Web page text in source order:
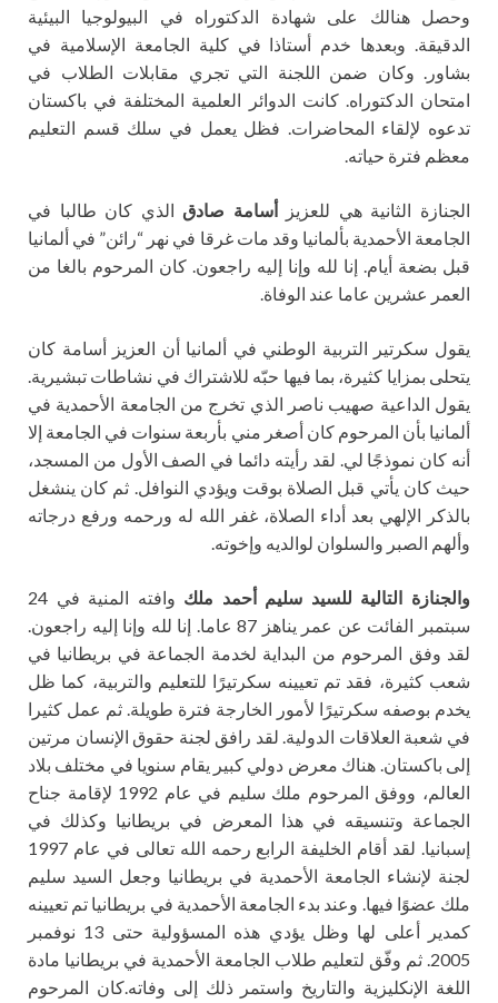
وحصل هنالك على شهادة الدكتوراه في البيولوجيا البيئية
الدقيقة. وبعدها خدم أستاذا في كلية الجامعة الإسلامية في
بشاور. وكان ضمن اللجنة التي تجري مقابلات الطلاب في
امتحان الدكتوراه. كانت الدوائر العلمية المختلفة في باكستان
تدعوه لإلقاء المحاضرات. فظل يعمل في سلك قسم التعليم
معظم فترة حياته.
الجنازة الثانية هي للعزيزأسامة صادق الذي كان طالبا في
الجامعة الأحمدية بألمانيا وقد مات غرقا في نهر “رائن” في ألمانيا
قبل بضعة أيام. إنا لله وإنا إليه راجعون. كان المرحوم بالغا من
العمر عشرين عاما عند الوفاة.
يقول سكرتير التربية الوطني في ألمانيا أن العزيز أسامة كان
يتحلى بمزايا كثيرة، بما فيها حبّه للاشتراك في نشاطات تبشيرية.
يقول الداعية صهيب ناصر الذي تخرج من الجامعة الأحمدية في
ألمانيا بأن المرحوم كان أصغر مني بأربعة سنوات في الجامعة إلا
أنه كان نموذجًا لي. لقد رأيته دائما في الصف الأول من المسجد،
حيث كان يأتي قبل الصلاة بوقت ويؤدي النوافل. ثم كان ينشغل
بالذكر الإلهي بعد أداء الصلاة، غفر الله له ورحمه ورفع درجاته
وألهم الصبر والسلوان لوالديه وإخوته.
والجنازة التالية للسيد سليم أحمد ملك
وافته المنية في 24
سبتمبر الفائت عن عمر يناهز 87 عاما. إنا لله وإنا إليه راجعون.
لقد وفق المرحوم من البداية لخدمة الجماعة في بريطانيا في
شعب كثيرة، فقد تم تعيينه سكرتيرًا للتعليم والتربية، كما ظل
يخدم بوصفه سكرتيرًا لأمور الخارجة فترة طويلة. ثم عمل كثيرا
في شعبة العلاقات الدولية. لقد رافق لجنة حقوق الإنسان مرتين
إلى باكستان. هناك معرض دولي كبير يقام سنويا في مختلف بلاد
العالم، ووفق المرحوم ملك سليم في عام 1992 لإقامة جناح
الجماعة وتنسيقه في هذا المعرض في بريطانيا وكذلك في
إسبانيا. لقد أقام الخليفة الرابع رحمه الله تعالى في عام 1997
لجنة لإنشاء الجامعة الأحمدية في بريطانيا وجعل السيد سليم
ملك عضوًا فيها. وعند بدء الجامعة الأحمدية في بريطانيا تم تعيينه
كمدير أعلى لها وظل يؤدي هذه المسؤولية حتى 13 نوفمبر
2005. ثم وفّق لتعليم طلاب الجامعة الأحمدية في بريطانيا مادة
اللغة الإنكليزية والتاريخ واستمر ذلك إلى وفاته.كان المرحوم